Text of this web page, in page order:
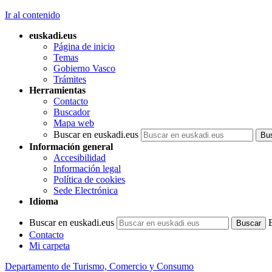
Ir al contenido
euskadi.eus
Página de inicio
Temas
Gobierno Vasco
Trámites
Herramientas
Contacto
Buscador
Mapa web
Buscar en euskadi.eus
Información general
Accesibilidad
Información legal
Política de cookies
Sede Electrónica
Idioma
Buscar en euskadi.eus
Contacto
Mi carpeta
Departamento de Turismo, Comercio y Consumo